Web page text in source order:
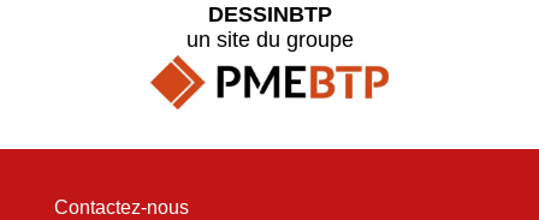
DESSINBTP
un site du groupe
Contactez-nous